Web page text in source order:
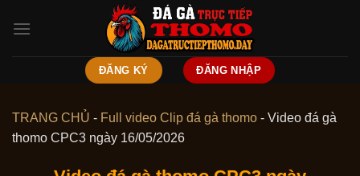
ĐĂNG KÝ ĐĂNG NHẬP
TRANG CHỦ - Full video Clip đá gà thomo - Video đá gà
thomo CPC3 ngày 16/05/2026